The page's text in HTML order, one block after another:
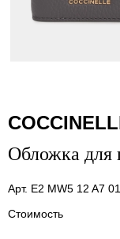
Обложка для
Арт. E2 MW5 12 A7
Стоимость